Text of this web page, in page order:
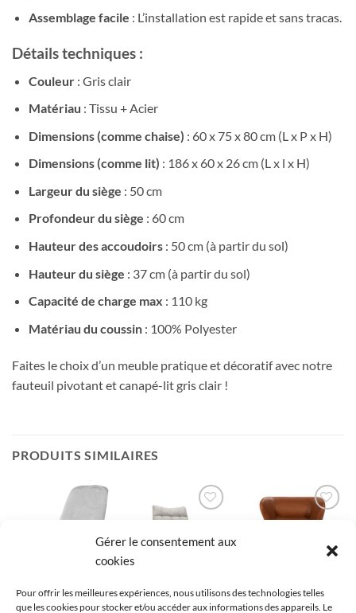
Gérer le consentement aux
cookies
Pour offrir les meilleures expériences, nous utilisons des technologies telles
que les cookies pour stocker et/ou accéder aux informations des appareils. Le
Assemblage facile : L’installation est rapide et sans tracas.
Détails techniques :
Couleur: Gris clair
Matériau : Tissu + Acier
Dimensions (comme chaise) : 60 x 75 x 80 cm (L x P x H)
Dimensions (comme lit) : 186 x 60 x 26 cm (L x l x H)
Largeur du siège : 50 cm
Profondeur du siège : 60 cm
Hauteur des accoudoirs: 50 cm (à partir du sol)
Hauteur du siège : 37 cm (à partir du sol)
Capacité de charge max : 110 kg
Matériau du coussin: 100% Polyester
Faites le choix d’un meuble pratique et décoratif avec notre
fauteuil pivotant et canapé-lit gris clair !
PRODUITS SIMILAIRES
Ajouter
Ajouter
de
Ajouter
souhaits